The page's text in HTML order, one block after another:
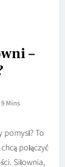
–
9 Mins
To
połączyć
Siłownia,